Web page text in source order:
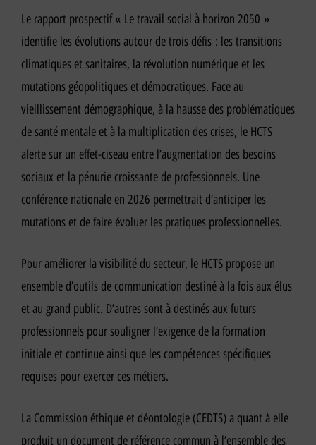
Le rapport prospectif « Le travail social à horizon 2050 »
identifie les évolutions autour de trois défis : les transitions
climatiques et sanitaires, la révolution numérique et les
mutations géopolitiques et démocratiques. Face au
vieillissement démographique, à la hausse des problématiques
de santé mentale et à la multiplication des crises, le HCTS
alerte sur un effet-ciseau entre l’augmentation des besoins
sociaux et la pénurie croissante de professionnels. Une
conférence nationale en 2026 permettrait d’anticiper les
mutations et de faire évoluer les pratiques professionnelles.
Pour améliorer la visibilité du secteur, le HCTS propose un
ensemble d’outils de communication destiné à la fois aux élus
et au grand public. D’autres sont à destinés aux futurs
professionnels pour souligner l’exigence de la formation
initiale et continue ainsi que les compétences spécifiques
requises pour exercer ces métiers.
La Commission éthique et déontologie (CEDTS) a quant à elle
produit un document de référence commun à l’ensemble des